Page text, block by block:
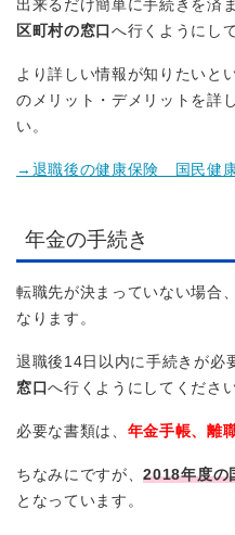
出来るだけ簡単に手続きを済
区町村の窓口へ行くようにし
より詳しい情報が知りたいと
のメリット・デメリットを詳
い。
→退職後の健康保険 国民健
年金の手続き
転職先が決まっていない場合、
なります。
退職後14日以内に手続きが必
窓口へ行くようにしてください
必要な書類は、 年金手帳、離
ちなみにですが、2018年度の
となっています。